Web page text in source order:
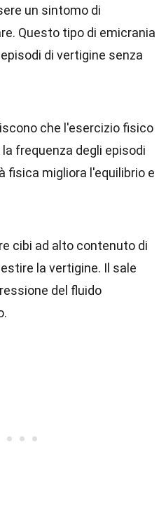
un sintomo di
Questo tipo di emicrania
di vertigine senza
che l'esercizio fisico
frequenza degli episodi
fisica migliora l'equilibrio e
cibi ad alto contenuto di
la vertigine. Il sale
del fluido